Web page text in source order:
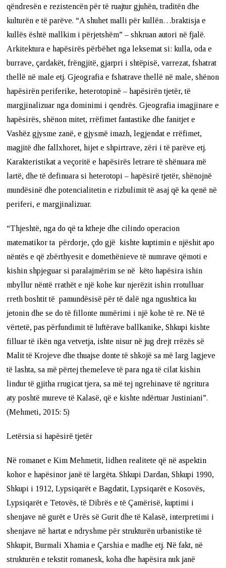
qëndresën e rezistencën për të ruajtur gjuhën, traditën dhe
kulturën e të parëve. “A shuhet malli për kullën…braktisja e
kullës është mallkim i përjetshëm” – shkruan autori në fjalë.
Arkitektura e hapësirës përbëhet nga leksemat si: kulla, oda e
burrave, çardakët, frëngjitë, gjarpri i shtëpisë, varrezat, fshatrat
thellë në male etj. Gjeografia e fshatrave thellë në male, shënon
hapësirën periferike, heterotopinë – hapësirën tjetër, të
margjinalizuar nga dominimi i qendrës. Gjeografia imagjinare e
hapësirës, shënon mitet, rrëfimet fantastike dhe fanitjet e
Vashëz gjysme zanë, e gjysmë imazh, legjendat e rrëfimet,
magjitë dhe fallxhoret, hijet e shpirtrave, zëri i të parëve etj.
Karakteristikat a veçoritë e hapësirës letrare të shënuara më
lartë, dhe të definuara si heterotopi – hapësirë tjetër, shënojnë
mundësinë dhe potencialitetin e rizbulimit të asaj që ka qenë në
periferi, e margjinalizuar.
“Thjeshtë, nga do që ta ktheje dhe cilindo operacion
matematikor ta përdorje, çdo gjë kishte kuptimin e njëshit apo
nëntës e që zbërthyesit e domethënieve të numrave qëmoti e
kishin shpjeguar si paralajmërim se në këto hapësira ishin
mbyllur nëntë rrathët e një kohe kur njerëzit ishin rrotulluar
rreth boshtit të pamundësisë për të dalë nga ngushtica ku
jetonin dhe se do të fillonte numërimi i një kohe të re. Në të
vërtetë, pas përfundimit të luftërave ballkanike, Shkupi kishte
filluar të ikën nga vetvetja, ishte nisur në jug drejt rrëzës së
Malit të Krojeve dhe thuajse donte të shkojë sa më larg lagjeve
të lashta, sa më përtej themeleve të para nga të cilat kishin
lindur të gjitha rrugicat tjera, sa më tej ngrehinave të ngritura
aty poshtë mureve të Kalasë, që e kishte ndërtuar Justiniani”.
(Mehmeti, 2015: 5)
Letërsia si hapësirë tjetër
Në romanet e Kim Mehmetit, lidhen realitete që në aspektin
kohor e hapësinor janë të largëta. Shkupi Dardan, Shkupi 1990,
Shkupi i 1912, Lypsiqarët e Bagdatit, Lypsiqarët e Kosovës,
Lypsiqarët e Tetovës, të Dibrës e të Çamërisë, kuptimi i
shenjave në gurët e Urës së Gurit dhe të Kalasë, interpretimi i
shenjave në hartat e ndryshme për strukturën urbanistike të
Shkupit, Burmali Xhamia e Çarshia e madhe etj. Në fakt, në
strukturën e tekstit romanesk, koha dhe hapësira nuk janë